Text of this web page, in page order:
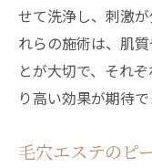
せて洗浄し、刺激
れらの施術は、肌
とが大切で、それ
り高い効果が期待で
毛穴エステのピ